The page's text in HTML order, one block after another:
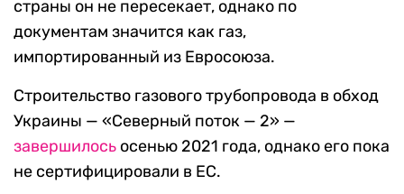
страны он не пересекает, однако по
документам значится как газ,
импортированный из Евросоюза.
Строительство газового трубопровода в обход
Украины — «Северный поток — 2» —
завершилось осенью 2021 года, однако его пока
не сертифицировали в ЕС.